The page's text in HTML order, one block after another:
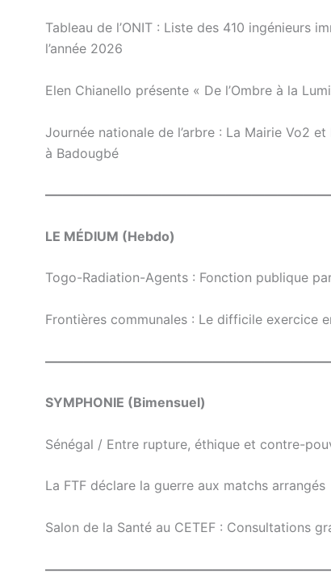
Tableau de l’ONIT : Liste des 410 ingénieurs
l’année 2026
Elen Chianello présente « De l’Ombre à la
Journée nationale de l’arbre : La Mairie Vo2
à Badougbé
LE MÉDIUM (Hebdo)
Togo-Radiation-Agents : Fonction publique
Frontières communales : Le difficile exercice
SYMPHONIE (Bimensuel)
Sénégal / Entre rupture, éthique et contre-
La FTF déclare la guerre aux matchs arrangés
Salon de la Santé au CETEF : Consultations